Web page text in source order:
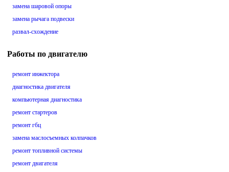
замена шаровой опоры
замена рычага подвески
развал-схождение
Работы по двигателю
ремонт инжектора
диагностика двигателя
компьютерная диагностика
ремонт стартеров
ремонт гбц
замена маслосъемных колпачков
ремонт топливной системы
ремонт двигателя